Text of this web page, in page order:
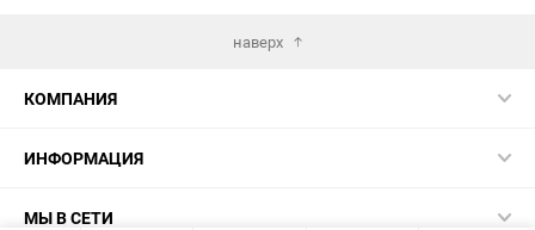
наверх
КОМПАНИЯ
ИНФОРМАЦИЯ
МЫ В СЕТИ